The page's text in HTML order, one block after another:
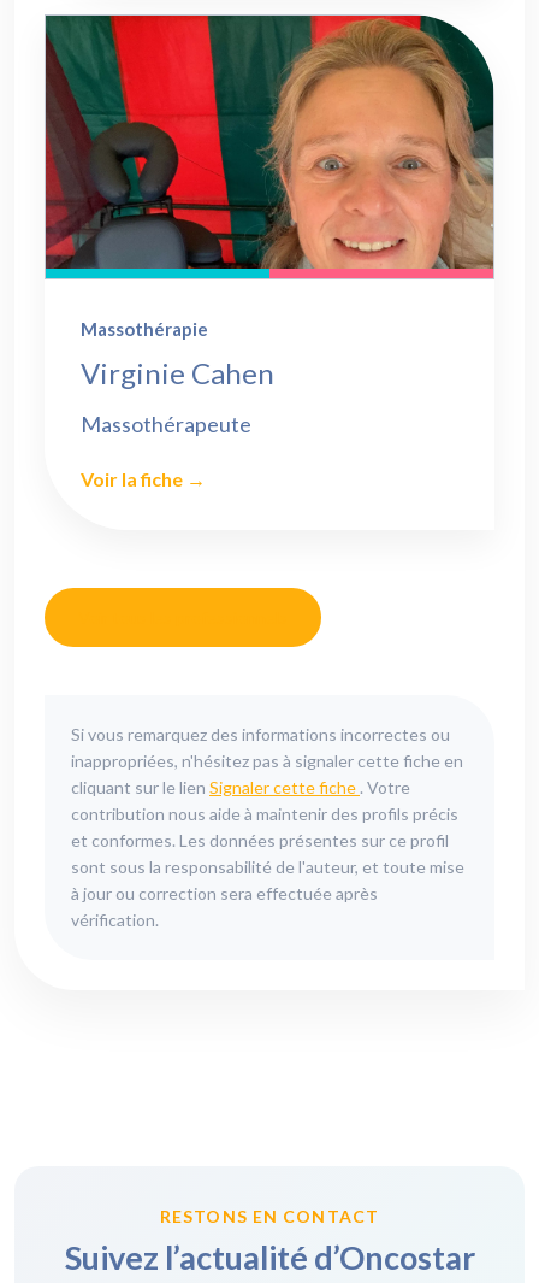
Massothérapie
Virginie Cahen
Massothérapeute
Voir la fiche →
Si vous remarquez des informations incorrectes ou
inappropriées, n'hésitez pas à signaler cette fiche en
cliquant sur le lien Signaler cette fiche . Votre
contribution nous aide à maintenir des profils précis
et conformes. Les données présentes sur ce profil
sont sous la responsabilité de l'auteur, et toute mise
à jour ou correction sera effectuée après
vérification.
RESTONS EN CONTACT
Suivez l’actualité d’Oncostar